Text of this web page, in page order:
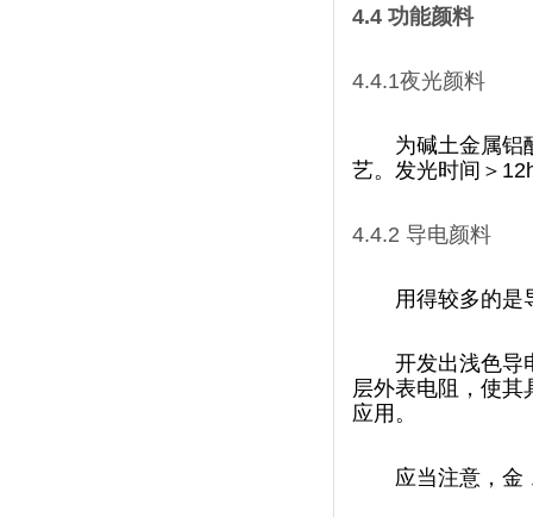
4.4 功能颜料
4.4.1夜光颜料
为碱土金属铝
艺。发光时间＞
4.4.2 导电颜料
用得较多的
开发出浅色导
层外表电阻，使
应用。
应当注意，